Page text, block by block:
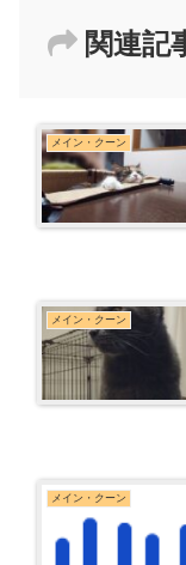
関連記
メイン・クーン
メイン・クーン
メイン・クーン